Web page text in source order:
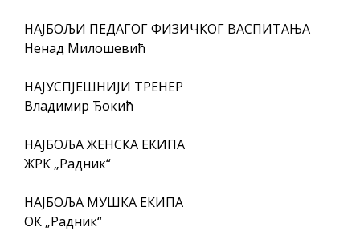
НАЈБОЉИ ПЕДАГОГ ФИЗИЧКОГ ВАСПИТАЊА
Ненад Милошевић
НАЈУСПЈЕШНИЈИ ТРЕНЕР
Владимир Ђокић
НАЈБОЉА ЖЕНСКА ЕКИПА
ЖРК „Радник“
НАЈБОЉА МУШКА ЕКИПА
ОК „Радник“